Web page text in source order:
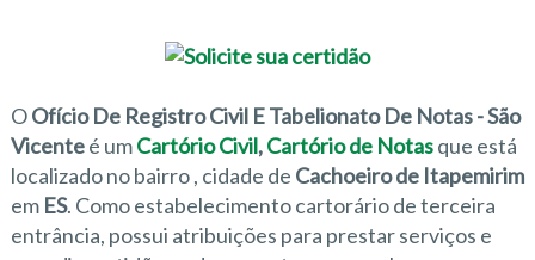
OOfício De Registro Civil E Tabelionato De Notas - São
Vicenteé umCartório Civil,Cartório de Notasque está
localizado no bairro, cidade de Cachoeiro de Itapemirim
em ES. Como estabelecimento cartorário de terceira
entrância, possui atribuições para prestar serviços e